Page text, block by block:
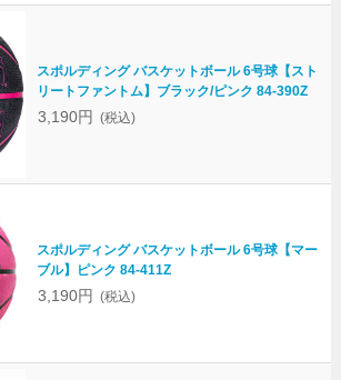
スポルディング バスケットボール 6号球【スト
リートファントム】ブラック/ピンク 84-390Z
3,190円 (税込)
スポルディング バスケットボール 6号球【マー
ブル】ピンク 84-411Z
3,190円 (税込)